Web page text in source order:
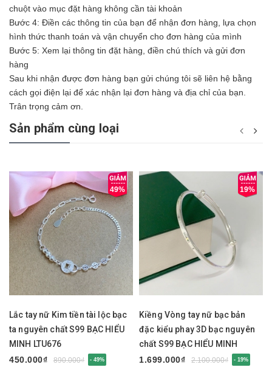
chuột vào mục đặt hàng không cần tài khoản
Bước 4: Điền các thông tin của bạn để nhận đơn hàng, lựa chọn
hình thức thanh toán và vận chuyển cho đơn hàng của mình
Bước 5: Xem lại thông tin đặt hàng, điền chú thích và gửi đơn
hàng
Sau khi nhận được đơn hàng bạn gửi chúng tôi sẽ liên hệ bằng
cách gọi điện lại để xác nhận lại đơn hàng và địa chỉ của bạn.
Trân trọng cảm ơn.
Sản phẩm cùng loại
49%
Lắc tay nữ Kim tiền tài lộc bạc
ta nguyên chất S99 BẠC HIỂU
MINH LTU676
450.000₫
890.000₫ - 49%
19%
Kiềng Vòng tay nữ bạc bản
đặc kiểu phay 3D bạc nguyên
chất S99 BẠC HIỂU MINH
LTU675
1.699.000₫ 2.100.000₫ - 19%